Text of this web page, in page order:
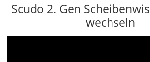
Scudo 2. Gen
wechseln